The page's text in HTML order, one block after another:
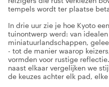
tempels wordt ter plaatse
In drie uur zie je hoe Kyoto
tuinontwerp werd: van
miniatuurlandschappen,
- tot de manier waarop
vormden voor rustige
naast elkaar vergelijken we
de keuzes achter elk pad,